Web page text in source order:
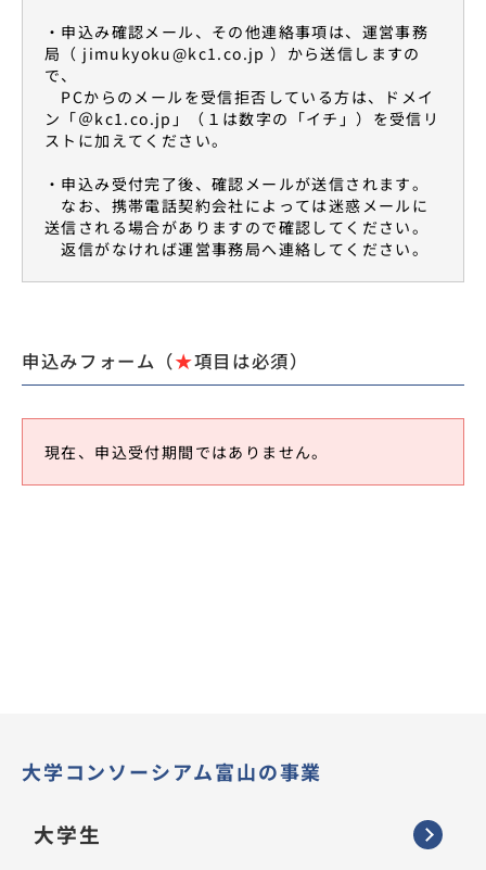
・申込み確認メール、その他連絡事項は、運営事務
局（ jimukyoku@kc1.co.jp ）から送信しますの
で、
PCからのメールを受信拒否している方は、ドメイ
ン「＠kc1.co.jp」（１は数字の「イチ」）を受信リ
ストに加えてください。
・申込み受付完了後、確認メールが送信されます。
なお、携帯電話契約会社によっては迷惑メールに
送信される場合がありますので確認してください。
返信がなければ運営事務局へ連絡してください。
申込みフォーム（★項目は必須）
現在、申込受付期間ではありません。
大学コンソーシアム富山の事業
大学生